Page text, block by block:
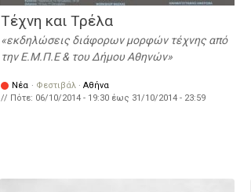
Τέχνη και Τρέλα
εκδηλώσεις διάφορων μορφών τέχνης από
την Ε.Μ.Π.Ε & του Δήμου Αθηνών
Νέα · Φεστιβάλ · Αθήνα
// Πότε: 06/10/2014 - 19:30 έως 31/10/2014 - 23:59